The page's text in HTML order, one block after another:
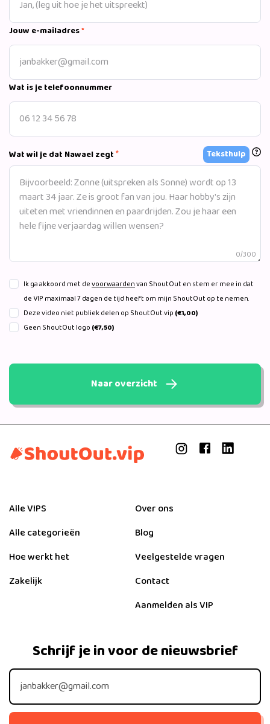
Jouw e-mailadres*
Wat is je telefoonnummer
Wat wil je dat Nawael zegt* Teksthulp
0/300
Ik ga akkoord met devoorwaardenvan ShoutOut en stem er mee in dat
de VIP maximaal 7 dagen de tijd heeft om mijn ShoutOut op te nemen.
Deze video niet publiek delen op ShoutOut.vip (€1,00)
Geen ShoutOut logo (€7,50)
Naar overzicht
Alle VIPS
Alle categorieën
Hoe werkt het
Zakelijk
Over ons
Blog
Veelgestelde vragen
Contact
Aanmelden als VIP
Schrijf je in voor de nieuwsbrief